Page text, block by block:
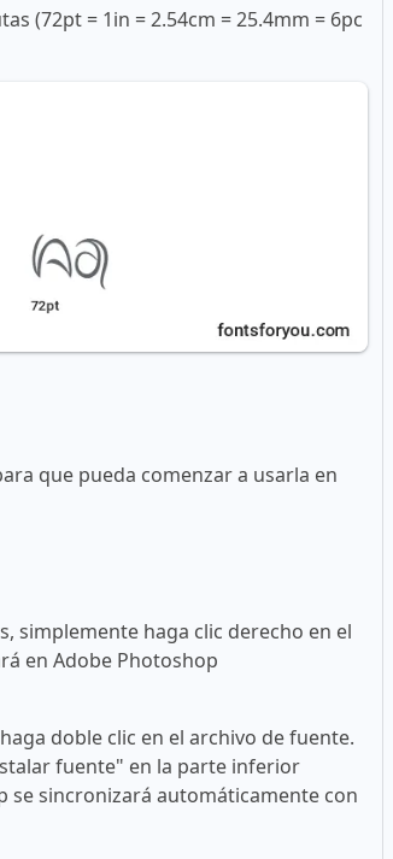
(72pt = 1in = 2.54cm = 25.4mm = 6pc
que pueda comenzar a usarla en
simplemente haga clic derecho en el
en Adobe Photoshop
doble clic en el archivo de fuente.
fuente" en la parte inferior
se sincronizará automáticamente con